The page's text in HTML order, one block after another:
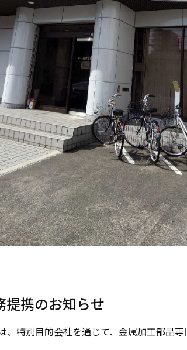
提携のお知らせ
、特別目的会社を通じて、金属加工部品